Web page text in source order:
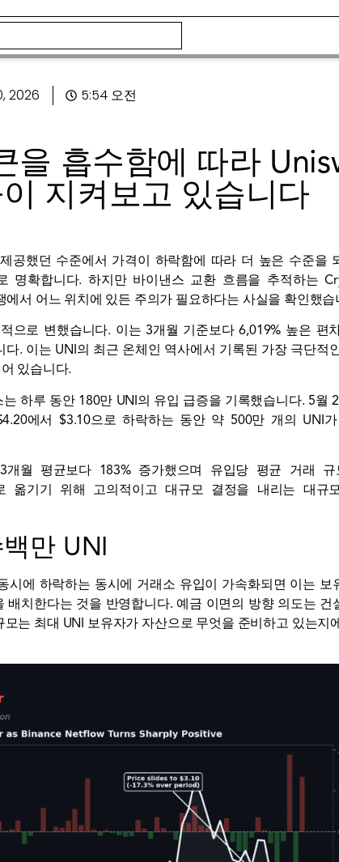
2026 5:54 오전
을 흡수함에 따라
지켜보고 있습니다
공했던 수준에서 가격이 하락함에 따라 더 높은 수준을
명확합니다. 하지만 바이낸스 교환 흐름을 추적하는
서 어느 위치에 있든 주의가 필요하다는 사실을 확인했습
로 변했습니다. 이는 3개월 기준보다 6,019% 높은 편
. 이는 UNI의 최근 온체인 역사에서 기록된 가장 극단적
있습니다.
하루 동안 180만 UNI의 유입 급증을 기록했습니다. 5월
에서 $3.10으로 하락하는 동안 약 500만 개의 UNI
월 평균보다 183% 증가했으며 유입당 평균 거래 규
옮기기 위해 고의적이고 대규모 결정을 내리는 대규
만 UNI
에 하락하는 동시에 거래소 유입이 가속화되면 이는 보
치한다는 것을 반영합니다. 예금 이면의 방향 의도는 건
는 최대 UNI 보유자가 자산으로 무엇을 준비하고 있는지